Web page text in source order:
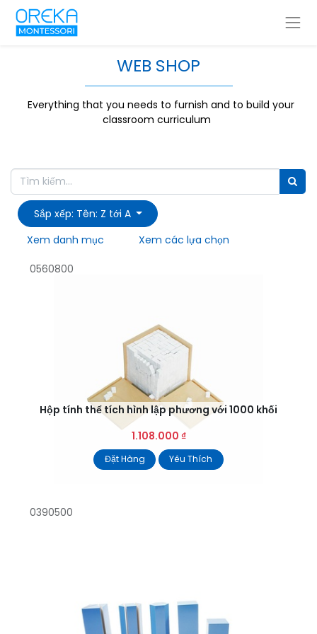
WEB SHOP
Everything that you needs to furnish and to build your
classroom curriculum
Sắp xếp: Tên: Z tới A
Xem danh mục
Xem các lựa chọn
0560800
Hộp tính thể tích hình lập phương với 1000 khối
1.108.000 ₫
Đặt Hàng Yêu Thích
0390500